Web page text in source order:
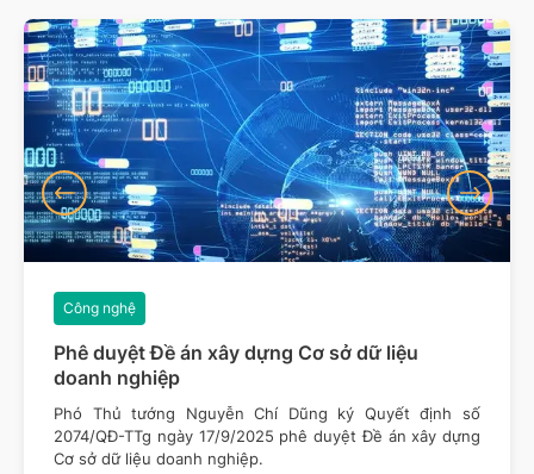
Phê duyệt Đề án xây dựng Cơ sở dữ liệu
doanh nghiệp
Công nghệ
Phó Thủ tướng Nguyễn Chí Dũng ký Quyết định số
2074/QĐ-TTg ngày 17/9/2025 phê duyệt Đề án xây dựng
Cơ sở dữ liệu doanh nghiệp.